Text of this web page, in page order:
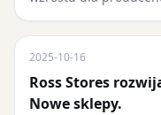
2025-10-16
Ross Stores
Nowe sklepy.